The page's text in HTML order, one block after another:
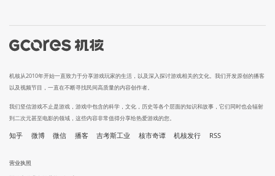
机核从2010年开始一直致力于分享游戏玩家的生活，以及深入探讨游戏相关的文化。我们开发原创的播客
以及视频节目，一直在不断寻找民间高质量的内容创作者。
我们坚信游戏不止是游戏，游戏中包含的科学，文化，历史等各个层面的知识和故事，它们同时也会辐射
到二次元甚至电影的领域，这些内容非常值得分享给热爱游戏的您。
知乎 微博 微信 播客 吉考斯工业 核市奇谭 机核发行 RSS
营业执照